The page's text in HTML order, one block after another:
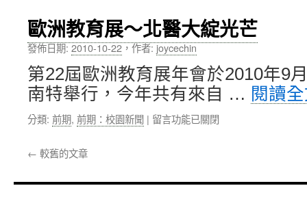
妹
校〉
中
西
亞
規
模
最
大
的
馬
來
與
歐洲教育展～北醫大綻光芒
發佈日期:2010-10-22，作者: joycechin
第22屆歐洲教育展年會於2010年9
南特舉行，今年共有來自 … 閱讀
分類: 前期, 前期：校園新聞 | 在
展
留言功能已關閉
← 較舊的文章